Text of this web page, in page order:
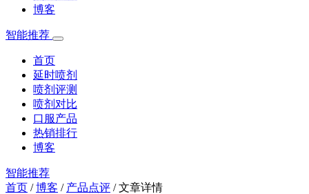
博客
智能推荐
首页
延时喷剂
喷剂评测
喷剂对比
口服产品
热销排行
博客
智能推荐
首页 /博客 / 产品点评 /文章详情